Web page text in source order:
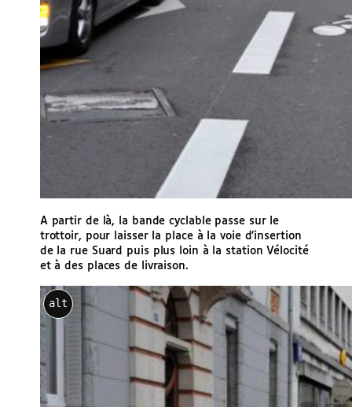
A partir de là, la bande cyclable passe sur le
trottoir, pour laisser la place à la voie d’insertion
de la rue Suard puis plus loin à la station Vélocité
et à des places de livraison.
alt